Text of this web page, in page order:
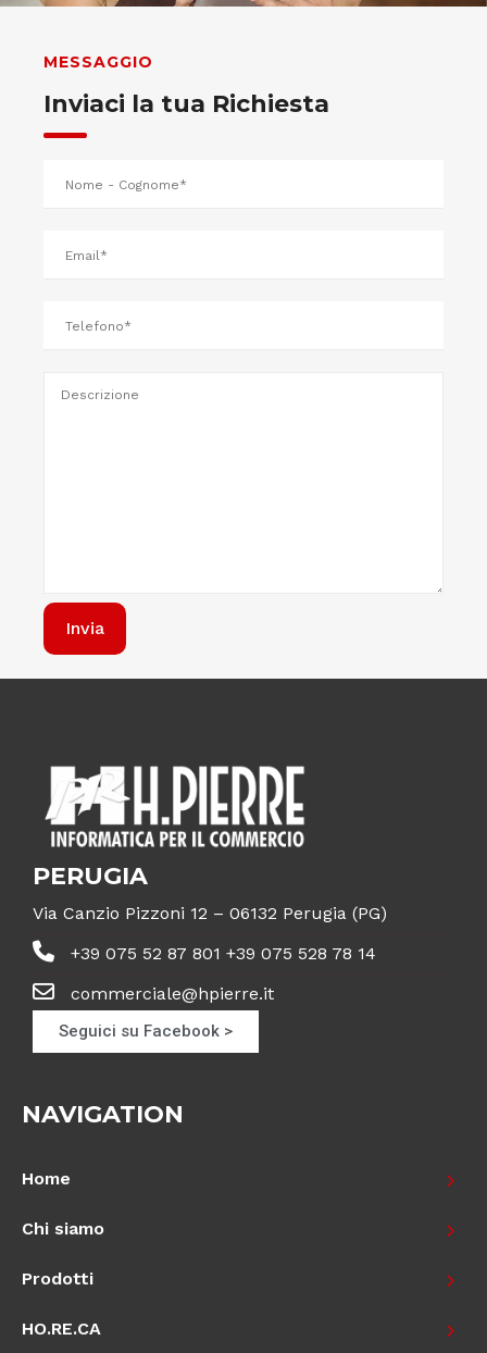
MESSAGGIO
Inviaci la tua Richiesta
PERUGIA
Via Canzio Pizzoni 12 – 06132 Perugia (PG)
+39 075 52 87 801 +39 075 528 78 14
commerciale@hpierre.it
Seguici su Facebook >
NAVIGATION
Home
Chi siamo
Prodotti
HO.RE.CA